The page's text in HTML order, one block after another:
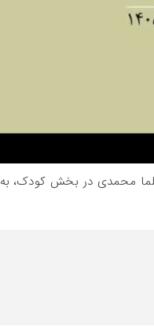
حلما محمدی در بخش کودک، به